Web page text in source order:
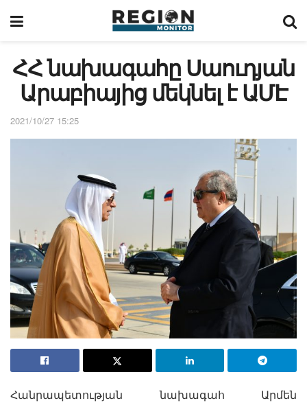
ՀՀ նախագահը Սաուդյան
Արաբիայից մեկնել է ԱՄԷ
2021/10/27 15:25
Հանրապետության նախագահ Արմեն